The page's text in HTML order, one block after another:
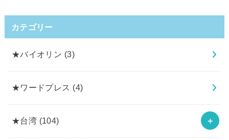
カテゴリー
★バイオリン (3)
★ワードプレス (4)
★台湾 (104)